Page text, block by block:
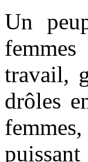
Un
travail,
drôles